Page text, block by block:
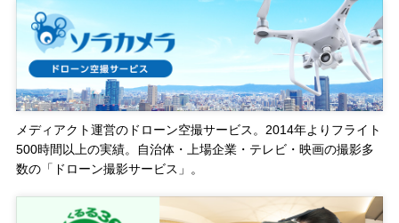
メディアクト運営のドローン空撮サービス。2014年よりフライト
500時間以上の実績。自治体・上場企業・テレビ・映画の撮影多
数の「ドローン撮影サービス」。